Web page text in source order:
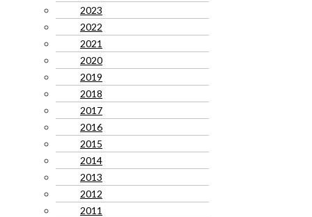
2023
2022
2021
2020
2019
2018
2017
2016
2015
2014
2013
2012
2011